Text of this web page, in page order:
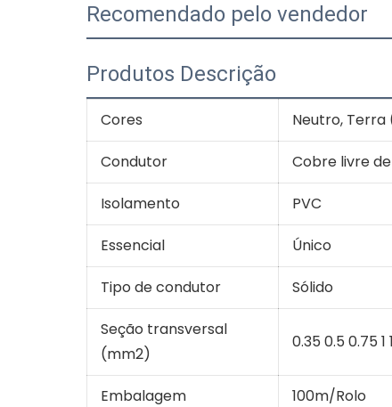
Recomendado pelo vendedor
Produtos Descrição
Cores Neutro,
Condutor Cobre livre
Isolamento PVC
Essencial Único
Tipo de condutor Sólido
Seção transversal
(mm2)
0.35 0.5 0.75 1
Embalagem 100m/Rolo